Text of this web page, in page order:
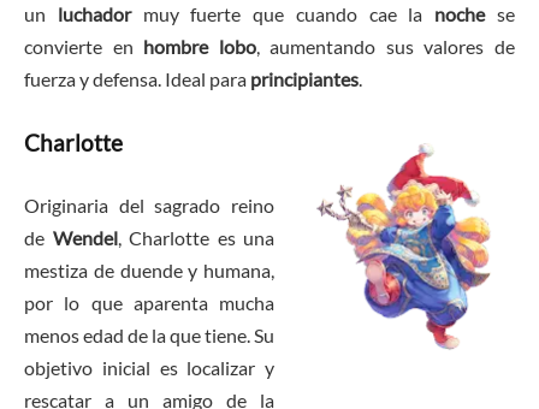
un luchador muy fuerte que cuando cae la nochese
convierte en hombre lobo, aumentando sus valores de
fuerza y defensa. Ideal para principiantes.
Charlotte
Originaria del sagrado reino
de Wendel, Charlotte es una
mestiza de duende y humana,
por lo que aparenta mucha
menos edad de la que tiene. Su
objetivo inicial es localizar y
rescatar a un amigo de la